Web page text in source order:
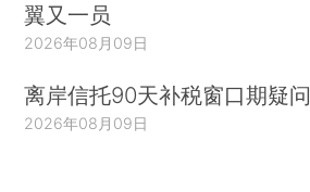
翼又一员
2026年08月09日
离岸信托90天补税窗口期疑问
2026年08月09日